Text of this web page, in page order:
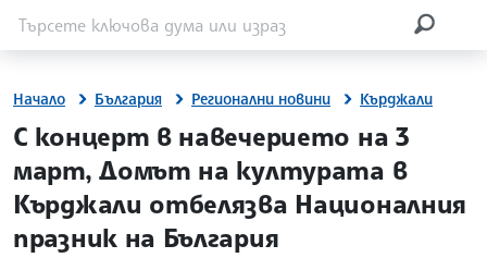
Начало България Регионални новини Кърджали
site.bta
С концерт в навечерието на 3
март, Домът на културата в
Кърджали отбелязва Националния
празник на България